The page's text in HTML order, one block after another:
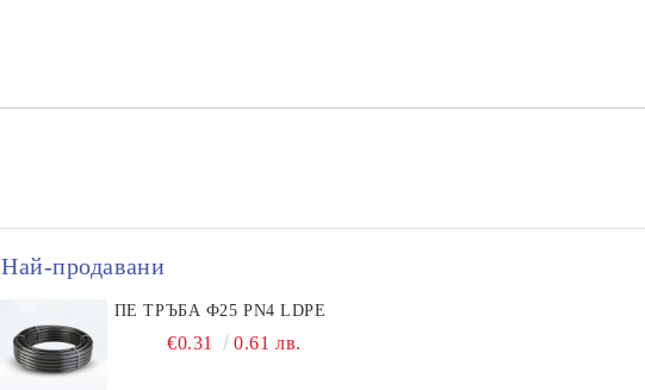
Най-продавани
ПЕ ТРЪБА Ф25 PN4 LDPE
€0.31 0.61 лв.